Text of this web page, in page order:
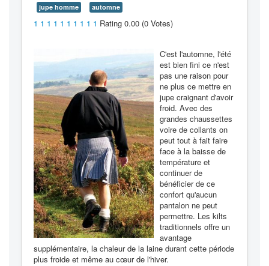
jupe homme automne
1 1 1 1 1 1 1 1 1 1 Rating 0.00 (0 Votes)
C'est l'automne, l'été
est bien fini ce n'est
pas une raison pour
ne plus ce mettre en
jupe craignant d'avoir
froid. Avec des
grandes chaussettes
voire de collants on
peut tout à fait faire
face à la baisse de
température et
continuer de
bénéficier de ce
confort qu'aucun
pantalon ne peut
permettre. Les kilts
traditionnels offre un
avantage
supplémentaire, la chaleur de la laine durant cette période
plus froide et même au cœur de l'hiver.